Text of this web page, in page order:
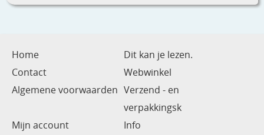
Home
Dit kan je lezen.
Contact
Webwinkel
Algemene voorwaarden Verzend - en
verpakkingsk
Mijn account
Info